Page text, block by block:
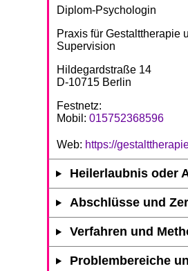
Diplom-Psychologin
Praxis für Gestalttherapie
Supervision
Hildegardstraße 14
D-10715 Berlin
Festnetz:
Mobil: 015752368596
Web: https://
Heilerlaubnis oder
Abschlüsse und
Verfahren und
Problembereiche